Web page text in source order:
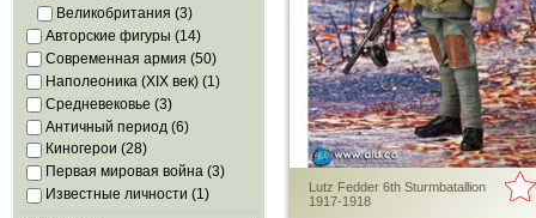
Великобритания (3)
Авторские фигуры (14)
Современная армия (50)
Наполеоника (XIX век) (1)
Средневековье (3)
Античный период (6)
Киногерои (28)
Первая мировая война (3)
Известные личности (1)
Lutz Fedder 6th Sturmbatallion
1917-1918